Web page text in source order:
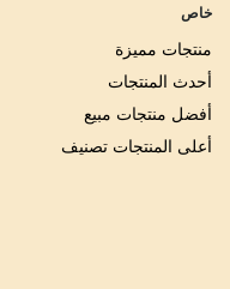
خاص
منتجات مميزة
أحدث المنتجات
أفضل منتجات مبيع
أعلى المنتجات تصنيف